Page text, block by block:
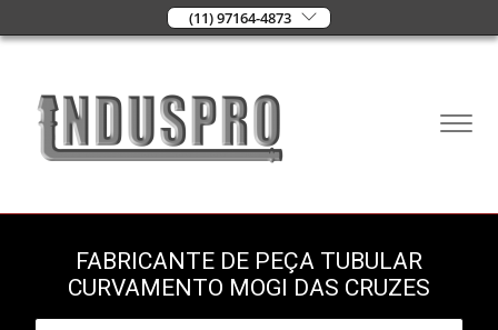
(11) 97164-4873
FABRICANTE DE PEÇA TUBULAR
CURVAMENTO MOGI DAS CRUZES